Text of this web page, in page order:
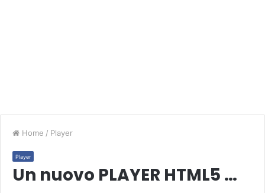
Home / Player
Player
Un nuovo PLAYER HTML5 …